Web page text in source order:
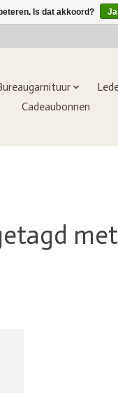
Cadeaubonnen
Is dat akkoord? Ja